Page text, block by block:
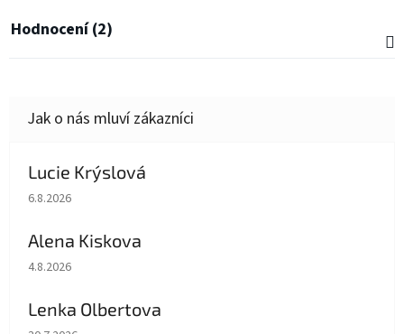
Hodnocení (2)
Lucie Krýslová
Hodnocení obchodu je 5 z 5 hvězdiček.
6.8.2026
Alena Kiskova
Hodnocení obchodu je 5 z 5 hvězdiček.
4.8.2026
Lenka Olbertova